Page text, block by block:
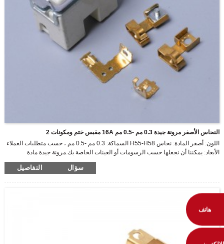
النحاس الأصفر مرونة جيدة 0.3 مم -0.5 مم 16A مقبس ختم ومكونات 2
اللون: أصفر المادة: نحاس H55-H58 السماكة: 0.3 مم -0.5 مم ، حسب متطلبات العملاء
الأبعاد: يمكننا أن نجعلها حسب الرسومات أو العينات الخاصة بك.مرونة جيدة مادة
سؤال التفاصيل
هاتف